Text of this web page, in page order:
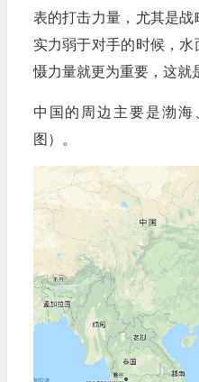
表的打击力量，尤其是
实力弱于对手的时候，
慑力量就更为重要，这就
中国的周边主要是渤
图）。